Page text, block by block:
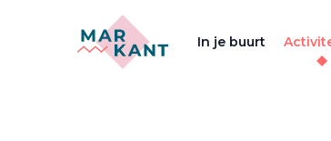
In je buurt